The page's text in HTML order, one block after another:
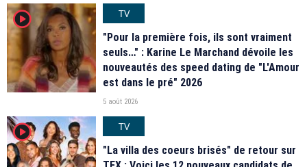
player2
TV
"Pour la première fois, ils sont vraiment
seuls…" : Karine Le Marchand dévoile les
nouveautés des speed dating de "L'Amour
est dans le pré" 2026
5 août 2026
player2
TV
"La villa des coeurs brisés" de retour sur